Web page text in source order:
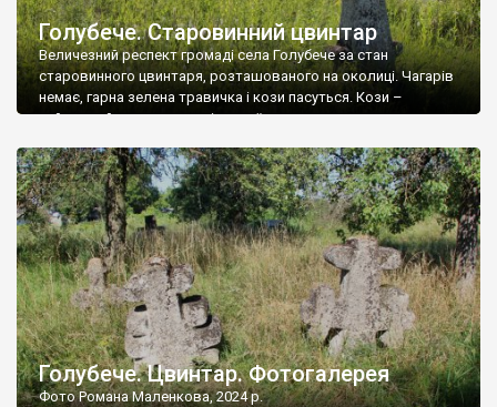
Голубече. Старовинний цвинтар
Величезний респект громаді села Голубече за стан
старовинного цвинтаря, розташованого на околиці. Чагарів
немає, гарна зелена травичка і кози пасуться. Кози –
найкращий регулятор шкідливої, для старих кладовищ,
бруньками, кози ті бруньки обгризають, бо то улюблений
делікатес. На цвинтарі у Голубечому ціла колекція
різноманітних форм хрестів. Село відносно невелике, […]
Голубече. Цвинтар. Фотогалерея
Фото Романа Маленкова, 2024 р.